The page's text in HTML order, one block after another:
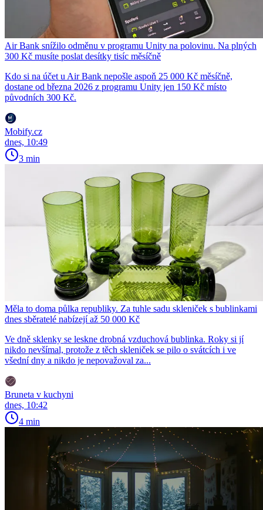
Air Bank snížilo odměnu v programu Unity na polovinu. Na plných
300 Kč musíte poslat desítky tisíc měsíčně
Kdo si na účet u Air Bank nepošle aspoň 25 000 Kč měsíčně,
dostane od března 2026 z programu Unity jen 150 Kč místo
původních 300 Kč.
Mobify.cz
dnes, 10:49
3 min
Měla to doma půlka republiky. Za tuhle sadu skleniček s bublinkami
dnes sběratelé nabízejí až 50 000 Kč
Ve dně sklenky se leskne drobná vzduchová bublinka. Roky si jí
nikdo nevšímal, protože z těch skleniček se pilo o svátcích i ve
všední dny a nikdo je nepovažoval za...
Bruneta v kuchyni
dnes, 10:42
4 min